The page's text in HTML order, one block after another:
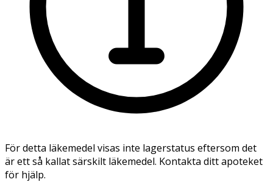
För detta läkemedel visas inte lagerstatus eftersom det
är ett så kallat särskilt läkemedel. Kontakta ditt apoteket
för hjälp.